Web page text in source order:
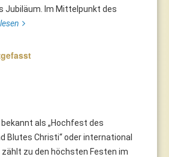
Jubiläum. Im Mittelpunkt des
als „Hochfest des
Blutes Christi“ oder international
zählt zu den höchsten Festen im